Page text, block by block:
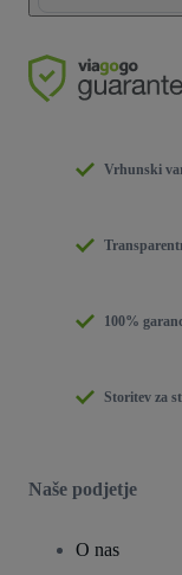
Vrhunski
100%
Storitev za
Naše podjetje
O nas